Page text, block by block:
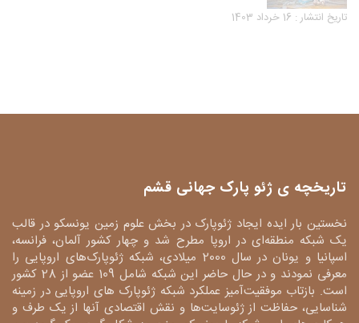
تاریخ انتشار : 16 خرداد 1403
تاریخچه ی ژئو پارک جهانی قشم
نخستین بار ایده ایجاد ژئوپارک در بخش علوم زمین یونسکو در قالب
یک شبکه منطقه‌ای در اروپا مطرح شد و چهار کشور آلمان، فرانسه،
اسپانیا و یونان در سال 2000 میلادی، شبکه ژئوپارک‌های اروپایی را
معرفی نمودند و در حال حاضر این شبکه شامل 109 عضو از 28 کشور
است. بازتاب موفقیت‌آمیز عملکرد شبکه ژئوپارک های اروپایی در زمینه
شناسایی، حفاظت از ژئوسایت‌ها و نقش اقتصادی آنها از یک طرف و